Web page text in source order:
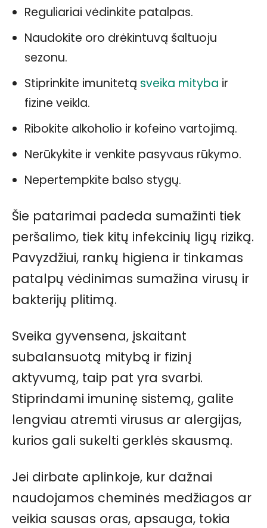
Reguliariai vėdinkite patalpas.
Naudokite oro drėkintuvą šaltuoju
sezonu.
Stiprinkite imunitetą sveika mityba ir
fizine veikla.
Ribokite alkoholio ir kofeino vartojimą.
Nerūkykite ir venkite pasyvaus rūkymo.
Nepertempkite balso stygų.
Šie patarimai padeda sumažinti tiek
peršalimo, tiek kitų infekcinių ligų riziką.
Pavyzdžiui, rankų higiena ir tinkamas
patalpų vėdinimas sumažina virusų ir
bakterijų plitimą.
Sveika gyvensena, įskaitant
subalansuotą mitybą ir fizinį
aktyvumą, taip pat yra svarbi.
Stiprindami imuninę sistemą, galite
lengviau atremti virusus ar alergijas,
kurios gali sukelti gerklės skausmą.
Jei dirbate aplinkoje, kur dažnai
naudojamos cheminės medžiagos ar
veikia sausas oras, apsauga, tokia